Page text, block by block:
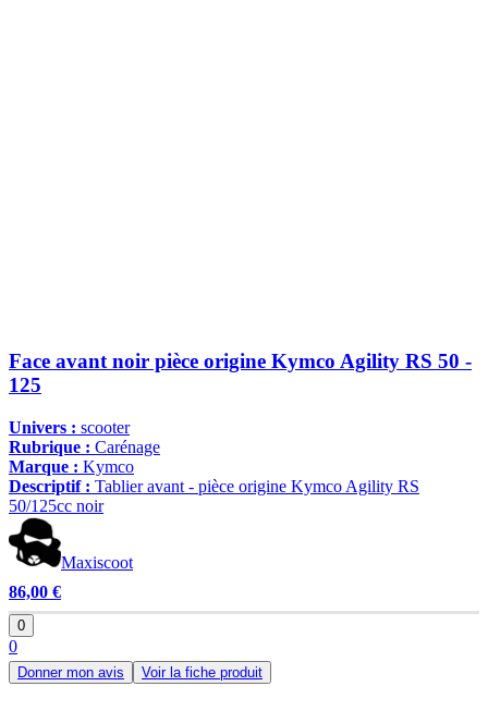
Face avant noir pièce origine Kymco Agility RS 50 -
125
Univers : scooter
Rubrique : Carénage
Marque : Kymco
Descriptif : Tablier avant - pièce origine Kymco Agility RS
50/125cc noir
Maxiscoot
86,00 €
0
0
Donner mon avis Voir la fiche produit